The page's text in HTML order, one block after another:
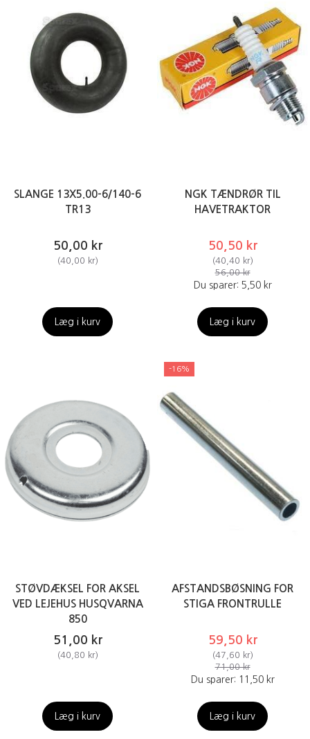
SLANGE 13X5.00-6/140-6
TR13
50,00 kr
(40,00 kr)
Læg i kurv
NGK TÆNDRØR TIL
HAVETRAKTOR
50,50 kr
(40,40 kr)
56,00 kr
Du sparer: 5,50 kr
Læg i kurv
STØVDÆKSEL FOR AKSEL
VED LEJEHUS HUSQVARNA
850
51,00 kr
(40,80 kr)
Læg i kurv
-16%
AFSTANDSBØSNING FOR
STIGA FRONTRULLE
59,50 kr
(47,60 kr)
71,00 kr
Du sparer: 11,50 kr
Læg i kurv